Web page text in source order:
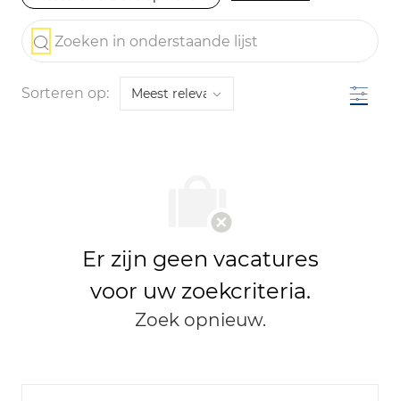
the results are updated
Zoeken in onderstaande lijst
Sorteren op: Filter
Er zijn geen vacatures
voor uw zoekcriteria.
Zoek opnieuw.